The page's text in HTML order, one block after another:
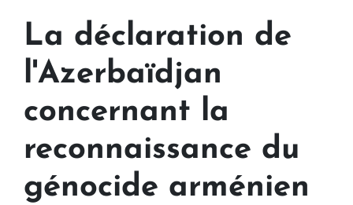
La déclaration de
l'Azerbaïdjan
concernant la
reconnaissance du
génocide arménien